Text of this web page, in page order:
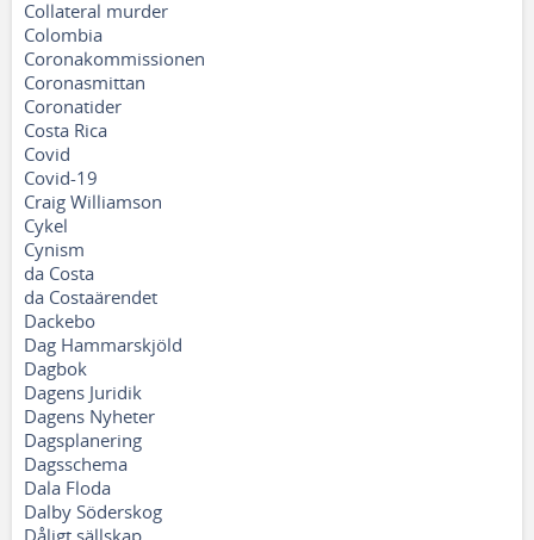
Collateral murder
Colombia
Coronakommissionen
Coronasmittan
Coronatider
Costa Rica
Covid
Covid-19
Craig Williamson
Cykel
Cynism
da Costa
da Costaärendet
Dackebo
Dag Hammarskjöld
Dagbok
Dagens Juridik
Dagens Nyheter
Dagsplanering
Dagsschema
Dala Floda
Dalby Söderskog
Dåligt sällskap